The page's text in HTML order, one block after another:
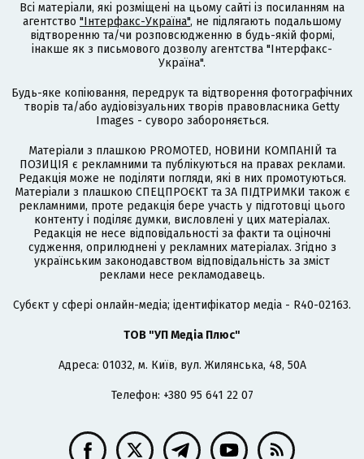
Всі матеріали, які розміщені на цьому сайті із посиланням на
агентство "Інтерфакс-Україна", не підлягають подальшому
відтворенню та/чи розповсюдженню в будь-якій формі,
інакше як з письмового дозволу агентства "Інтерфакс-
Україна".
Будь-яке копіювання, передрук та відтворення фотографічних
творів та/або аудіовізуальних творів правовласника Getty
Images - суворо забороняється.
Матеріали з плашкою PROMOTED, НОВИНИ КОМПАНІЙ та
ПОЗИЦІЯ є рекламними та публікуються на правах реклами.
Редакція може не поділяти погляди, які в них промотуються.
Матеріали з плашкою СПЕЦПРОЄКТ та ЗА ПІДТРИМКИ також є
рекламними, проте редакція бере участь у підготовці цього
контенту і поділяє думки, висловлені у цих матеріалах.
Редакція не несе відповідальності за факти та оціночні
судження, оприлюднені у рекламних матеріалах. Згідно з
українським законодавством відповідальність за зміст
реклами несе рекламодавець.
Cубєкт у сфері онлайн-медіа; ідентифікатор медіа - R40-02163.
ТОВ "УП Медіа Плюс"
Адреса: 01032, м. Київ, вул. Жилянська, 48, 50А
Телефон: +380 95 641 22 07